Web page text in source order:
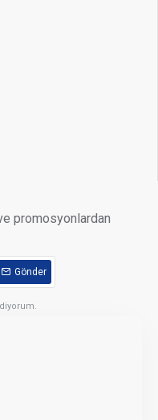
promosyonlardan
Gönder